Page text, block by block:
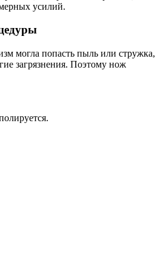
усилий.
могла попасть пыль или стружка,
загрязнения. Поэтому нож